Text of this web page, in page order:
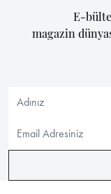
E-
magazin